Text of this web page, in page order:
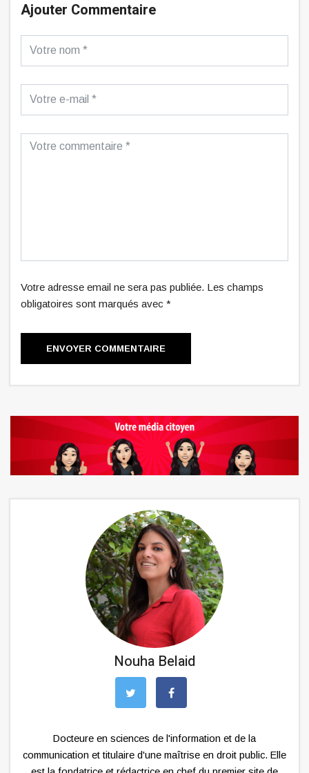
Ajouter Commentaire
Votre adresse email ne sera pas publiée. Les champs
obligatoires sont marqués avec *
ENVOYER COMMENTAIRE
Nouha Belaid
Docteure en sciences de l'information et de la
communication et titulaire d'une maîtrise en droit public. Elle